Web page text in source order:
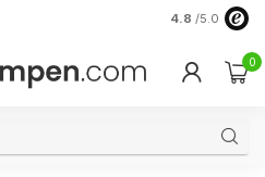
4.8 /5.0
0